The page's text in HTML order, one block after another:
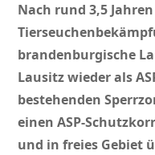
Nach rund 3,5
brandenburgische
Lausitz wieder als
bestehenden
einen ASP-
und in freies Gebiet